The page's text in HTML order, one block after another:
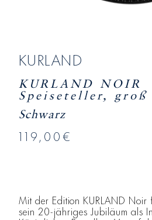
KURLAND
KURLAND NOIR
Speiseteller, groß
Schwarz
119,00€
Mit der Edition KURLAND Noir
sein 20-jähriges Jubiläum als